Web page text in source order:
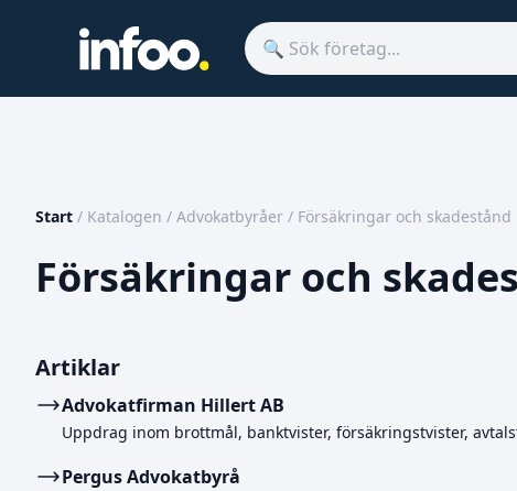
Start / Katalogen / Advokatbyråer / Försäkringar och skadestånd
Försäkringar och
Artiklar
Advokatfirman Hillert AB
Uppdrag inom brottmål, banktvister, försäkringstvister,
Pergus Advokatbyrå